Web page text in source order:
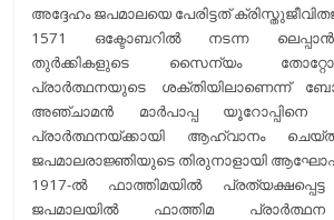
അദ്ദേഹം ജപമാലയെ പേരിട്ടത്
1571 ഒക്ടോബറില്‍ നടന്ന
തുര്‍ക്കികളുടെ സൈന്യം
പ്രാര്‍ത്ഥനയുടെ ശക്തിയിലാണെന്ന്
അഞ്ചാമന്‍ മാര്‍പാപ്പ
പ്രാര്‍ത്ഥനയ്ക്കായി ആഹ്വാനം
ജപമാലരാജ്ഞിയുടെ തിരുനാളായി
1917-ല്‍ ഫാത്തിമയില്‍
ജപമാലയില്‍ ഫാത്തിമ പ്രാര്‍ത്ഥന